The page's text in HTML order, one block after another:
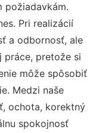
požiadavkám.
Pri realizácií
a odbornosť, ale
práce, pretože si
môže spôsobiť
Medzi naše
ochota, korektný
spokojnosť